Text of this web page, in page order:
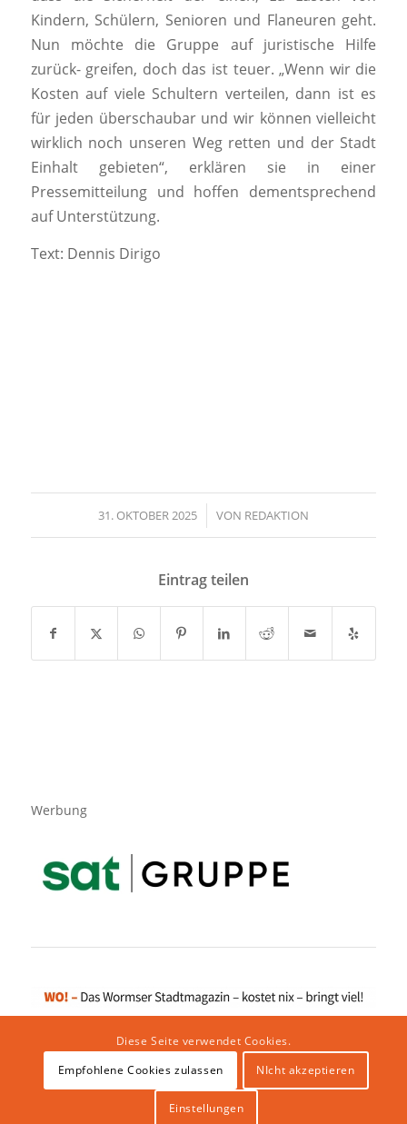
Kindern, Schülern, Senioren und Flaneuren geht.
Nun möchte die Gruppe auf juristische Hilfe
zurück- greifen, doch das ist teuer. „Wenn wir die
Kosten auf viele Schultern verteilen, dann ist es
für jeden überschaubar und wir können vielleicht
wirklich noch unseren Weg retten und der Stadt
Einhalt gebieten“, erklären sie in einer
Pressemitteilung und hoffen dementsprechend
auf Unterstützung.
Text: Dennis Dirigo
31. OKTOBER 2025
/ VON REDAKTION
Eintrag teilen
Werbung
Impressum|Datenschutzerklärung|Website von klicklabor.de|
Diese Seite verwendet Cookies.
Empfohlene Cookies zulassen
NIcht akzeptieren
Einstellungen